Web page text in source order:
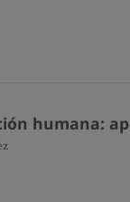
humana: